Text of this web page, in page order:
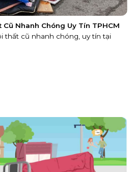
Nhanh Chóng Uy Tín TPHCM
thất cũ nhanh chóng, uy tín tại